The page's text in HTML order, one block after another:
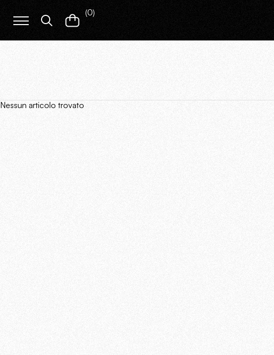
(0)
Nessun articolo trovato